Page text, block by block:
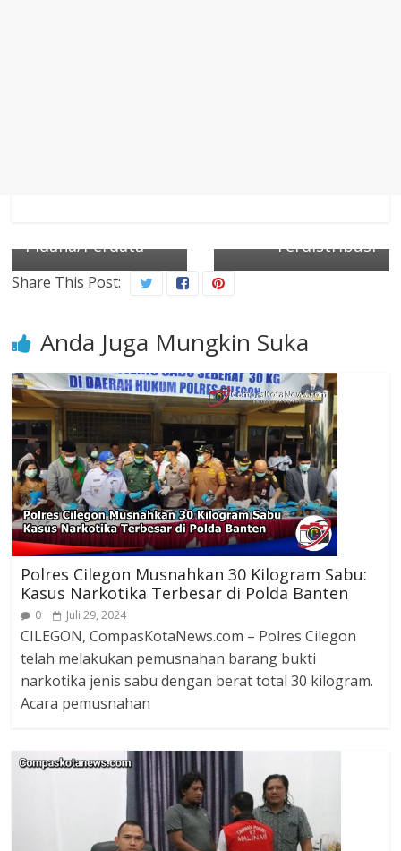
Pidana/Perdata
Terdistribusi
Share This Post:
Anda Juga Mungkin Suka
Polres Cilegon Musnahkan 30 Kilogram Sabu:
Kasus Narkotika Terbesar di Polda Banten
0 Juli 29, 2024
CILEGON, CompasKotaNews.com – Polres Cilegon
telah melakukan pemusnahan barang bukti
narkotika jenis sabu dengan berat total 30 kilogram.
Acara pemusnahan